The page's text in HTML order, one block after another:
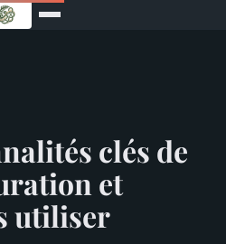
clés de
et
utiliser